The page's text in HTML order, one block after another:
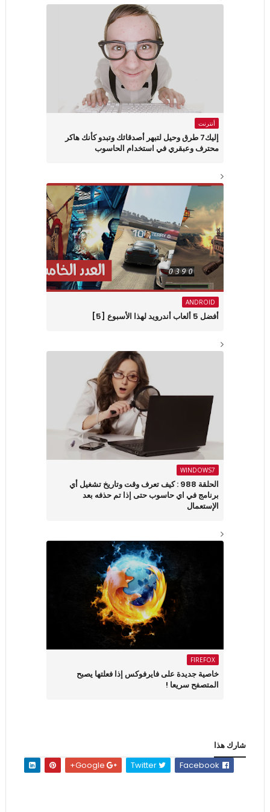
أنترنت
إليك7 طرق وحيل لتبهر أصدقائك وتبدو كأنك هاكر
محترف وعبقري في استخدام الحاسوب
ANDROID
أفضل 5 ألعاب أندرويد لهذا الأسبوع [5]
WINDOWS7
الحلقة 988 : كيف تعرف وقت وتاريخ تشغيل أي
برنامج في اي حاسوب حتى إذا تم حذفه بعد
الإستعمال
FIREFOX
خاصية جديدة على فايرفوكس إذا فعلتها يصبح
المتصفح سريعا !
شارك هذا
Twitter